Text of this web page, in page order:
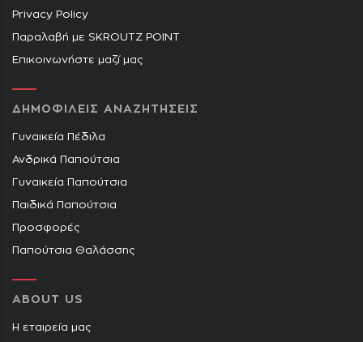
Privacy Policy
Παραλαβή με SKROUTZ POINT
Επικοινωνήστε μαζί μας
ΔΗΜΟΦΙΛΕΙΣ ΑΝΑΖΗΤΗΣΕΙΣ
Γυναικεία Πέδιλα
Ανδρικά Παπούτσια
Γυναικεία Παπούτσια
Παιδικά Παπούτσια
Προσφορές
Παπούτσια Θαλάσσης
ABOUT US
Η εταιρεία μας